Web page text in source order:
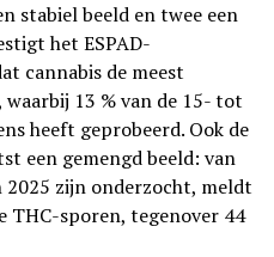
stabiel beeld en twee een
het ESPAD-
cannabis de meest
13 % van de 15- tot
heeft geprobeerd. Ook de
een gemengd beeld: van
2025 zijn onderzocht, meldt
THC-sporen, tegenover 44